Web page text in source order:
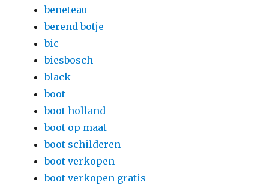
beneteau
berend botje
bic
biesbosch
black
boot
boot holland
boot op maat
boot schilderen
boot verkopen
boot verkopen gratis